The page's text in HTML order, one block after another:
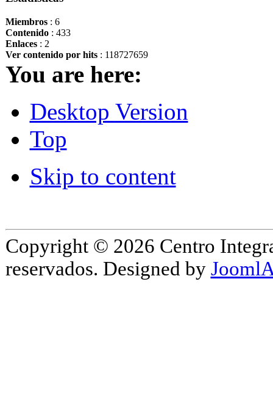
Miembros: 6
Contenido: 433
Enlaces: 2
Ver contenido por hits: 118727659
You are here:
Desktop Version
Top
Skip to content
Copyright © 2026 Centro
reservados. Designed by